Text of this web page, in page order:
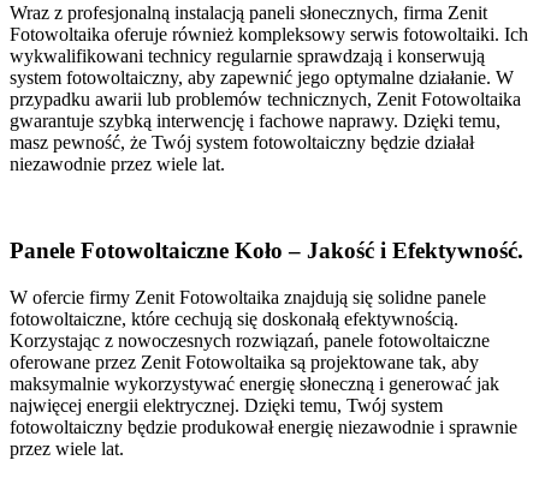
Wraz z profesjonalną instalacją paneli słonecznych, firma Zenit
Fotowoltaika oferuje również kompleksowy serwis fotowoltaiki. Ich
wykwalifikowani technicy regularnie sprawdzają i konserwują
system fotowoltaiczny, aby zapewnić jego optymalne działanie. W
przypadku awarii lub problemów technicznych, Zenit Fotowoltaika
gwarantuje szybką interwencję i fachowe naprawy. Dzięki temu,
masz pewność, że Twój system fotowoltaiczny będzie działał
niezawodnie przez wiele lat.
Panele Fotowoltaiczne Koło – Jakość i Efektywność.
W ofercie firmy Zenit Fotowoltaika znajdują się solidne panele
fotowoltaiczne, które cechują się doskonałą efektywnością.
Korzystając z nowoczesnych rozwiązań, panele fotowoltaiczne
oferowane przez Zenit Fotowoltaika są projektowane tak, aby
maksymalnie wykorzystywać energię słoneczną i generować jak
najwięcej energii elektrycznej. Dzięki temu, Twój system
fotowoltaiczny będzie produkował energię niezawodnie i sprawnie
przez wiele lat.